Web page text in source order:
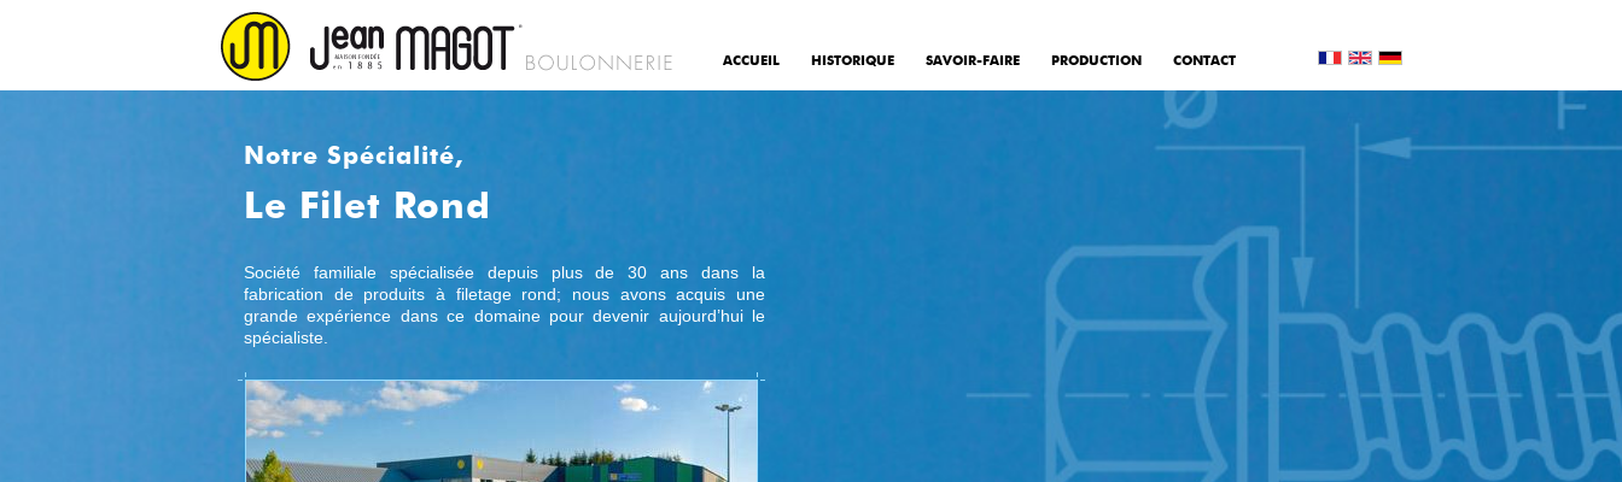
ACCUEIL HISTORIQUE SAVOIR-FAIRE PRODUCTION CONTACT
Notre Spécialité,
Le Filet Rond
Société familiale spécialisée depuis plus de 30 ans dans la
fabrication de produits à filetage rond; nous avons acquis une
grande expérience dans ce domaine pour devenir aujourd’hui le
spécialiste.